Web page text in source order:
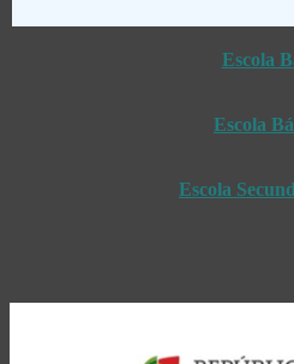
Escola
Escola
Escola